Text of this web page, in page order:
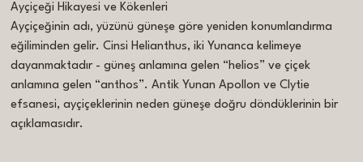
Ayçiçeği Hikayesi ve Kökenleri
Ayçiçeğinin adı, yüzünü güneşe göre yeniden konumlandırma
eğiliminden gelir. Cinsi Helianthus, iki Yunanca kelimeye
dayanmaktadır - güneş anlamına gelen “helios” ve çiçek
anlamına gelen “anthos”. Antik Yunan Apollon ve Clytie
efsanesi, ayçiçeklerinin neden güneşe doğru döndüklerinin bir
açıklamasıdır.